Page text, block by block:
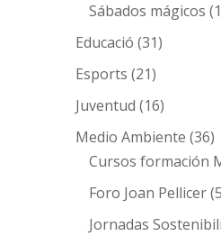
Sábados mágicos
Educació (31)
Esports (21)
Juventud (16)
Medio Ambiente (36)
Cursos formación
Foro Joan Pellicer
Jornadas